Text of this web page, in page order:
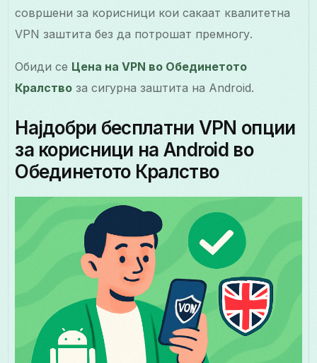
совршени за корисници кои сакаат квалитетна
VPN заштита без да потрошат премногу.
Обиди се Цена на VPN во Обединетото
Кралство за сигурна заштита на Android.
Најдобри бесплатни VPN опции
за корисници на Android во
Обединетото Кралство